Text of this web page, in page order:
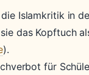
Islamkritik in
das Kopftuch
).
für